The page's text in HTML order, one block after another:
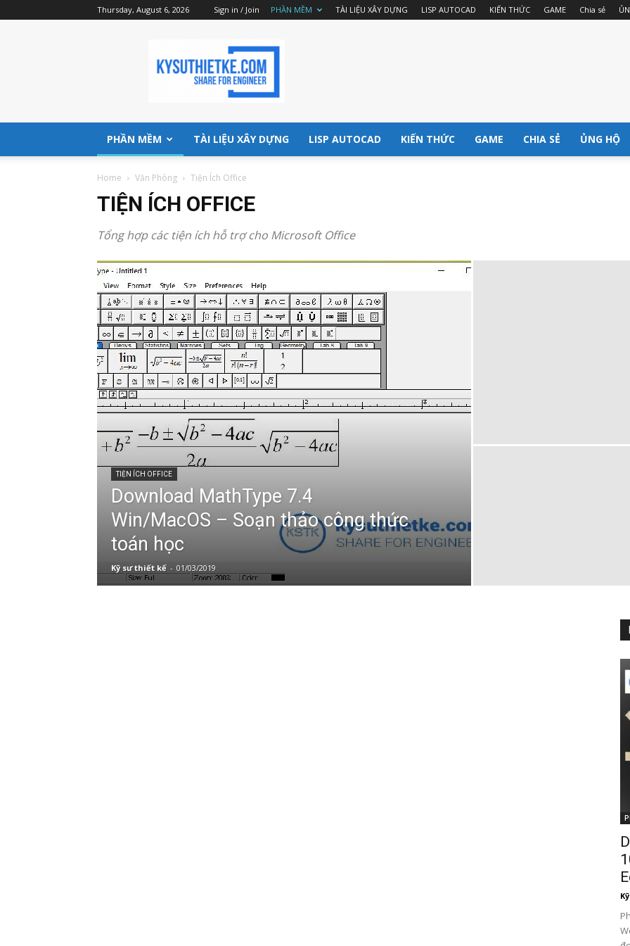
Thursday, August 6, 2026 Sign in / Join PHẦN MỀM TÀI LIỆU XÂY DỰNG LISP AUTOCAD KIẾN THỨC GAME Chia sẻ
Kysuthietke
|
Website
chia
phần
mềm,
tài
đầy
đủ
nhất
PHẦN MỀM TÀI LIỆU XÂY DỰNG LISP AUTOCAD KIẾN THỨC GAME CHIA SẺ ỦNG HỘ
Home Văn Phòng Tiện Ích Office
TIỆN ÍCH OFFICE
Tổng hợp các tiện ích hỗ trợ cho Microsoft Office
TIỆN ÍCH OFFICE
Download MathType 7.4
Win/MacOS – Soạn thảo công thức
toán học
Kỹ sư thiết kế - 01/03/2019